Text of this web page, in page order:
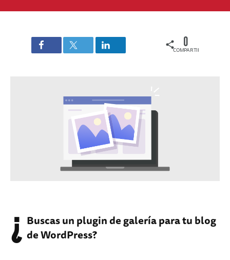
COMPARTIDOS
0
¿ Buscas un plugin de galería para tu blog
de WordPress?